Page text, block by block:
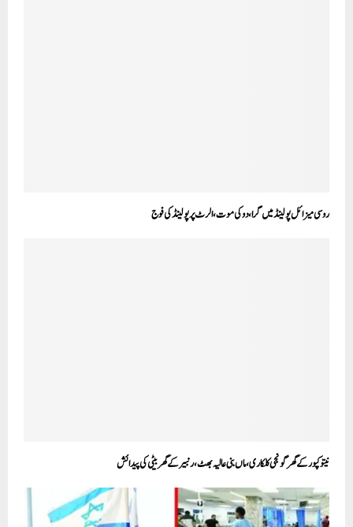
روسی میزائل پولینڈ میں گرا، دو کی موت، الرٹ پر پولینڈ کی فوج
نیتو کپور کے گھر گونجی کلکاری، ماں بنی عالیہ بھٹ، رنبیر کے گھر بیٹی کی پیدائش